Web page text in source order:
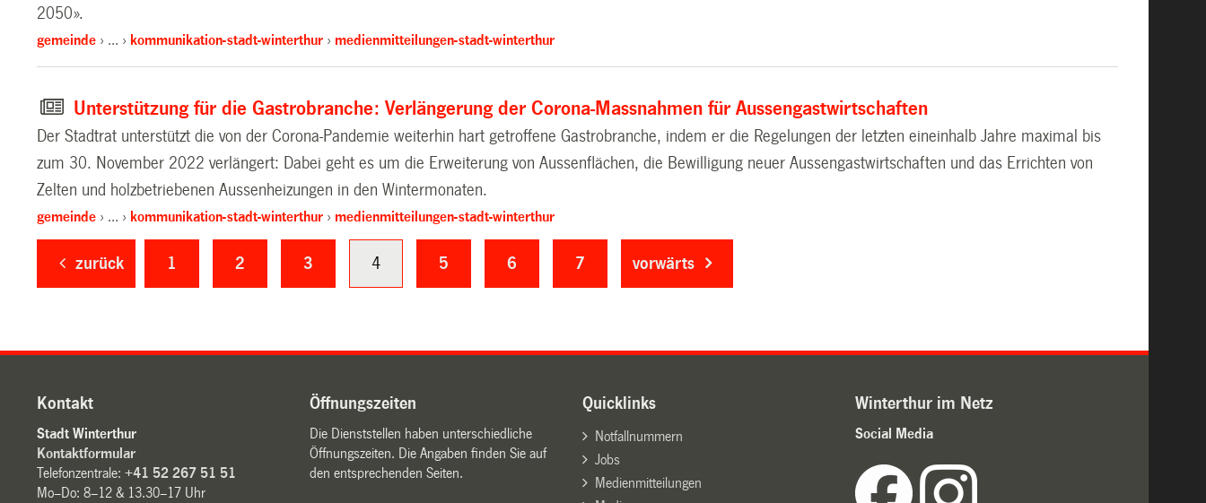
2050».
gemeinde … kommunikation-stadt-winterthur medienmitteilungen-stadt-winterthur
Unterstützung für die Gastrobranche: Verlängerung der Corona-Massnahmen für Aussengastwirtschaften
Der Stadtrat unterstützt die von der Corona-Pandemie weiterhin hart getroffene Gastrobranche, indem er die Regelungen der letzten eineinhalb Jahre maximal bis
zum 30. November 2022 verlängert: Dabei geht es um die Erweiterung von Aussenflächen, die Bewilligung neuer Aussengastwirtschaften und das Errichten von
Zelten und holzbetriebenen Aussenheizungen in den Wintermonaten.
gemeinde … kommunikation-stadt-winterthur medienmitteilungen-stadt-winterthur
zurück 1 2 3 4 5 6 7 vorwärts
Kontakt
Stadt Winterthur
Kontaktformular
Telefonzentrale:+41 52 267 51 51
Mo–Do: 8–12 & 13.30–17 Uhr
Öffnungszeiten
Die Dienststellen haben unterschiedliche
Öffnungszeiten. Die Angaben finden Sie auf
den entsprechenden Seiten.
Quicklinks
Notfallnummern
Jobs
Medienmitteilungen
Winterthur im Netz
Social Media